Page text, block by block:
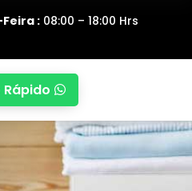
:08:00 – 18:00 Hrs
